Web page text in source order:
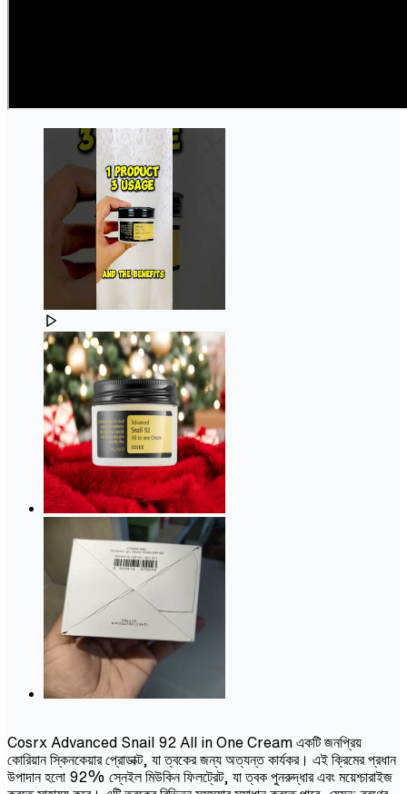
Cosrx Advanced Snail 92 All in One Cream একটি জনপ্রিয়
কোরিয়ান স্কিনকেয়ার প্রোডাক্ট, যা ত্বকের জন্য অত্যন্ত কার্যকর। এই ক্রিমের প্রধান
উপাদান হলো 92% স্নেইল মিউকিন ফিলট্রেট, যা ত্বক পুনরুদ্ধার এবং ময়েশ্চারাইজ